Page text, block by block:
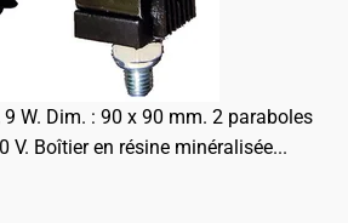
W. Dim. : 90 x 90 mm. 2 paraboles
V. Boîtier en résine minéralisée...